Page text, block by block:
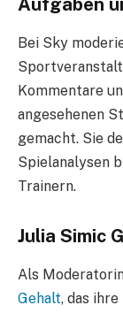
Aufgaben
Bei Sky
Kommentare
angesehenen
gemacht. Sie
Spielanalysen
Trainern.
Julia Simic
Als
Gehalt, das